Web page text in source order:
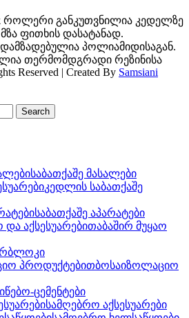
როლერი განკუთვნილია კედელზე
ფითხის დასატანად.
პოლიამიდისაგან.
თერმომდგრადი რეზინისა
Reserved | Created By Samsiani
Search
საბათქაშე მასალები
კედლის საბათქაშე
საბათქაშე აპარატები
თაბაშირ მუყაო
თბოსაიზოლაციო
წებო-ცემენტები
სამღებრო აქსესუარები